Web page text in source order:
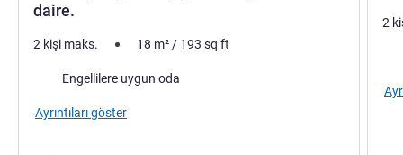
daire.
2 kişi maks. 18 m²/ 193 sq ft
Engellilere uygun oda
Ayrıntıları göster
2